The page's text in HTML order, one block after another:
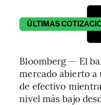
ÚLTIMAS
Bloomberg — El
mercado abierto
de efectivo
nivel más bajo